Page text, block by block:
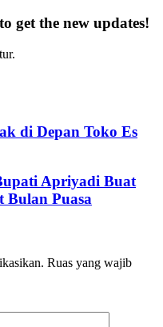
get the new updates!
di Depan Toko Es
Apriyadi Buat
Bulan Puasa
Ruas yang wajib